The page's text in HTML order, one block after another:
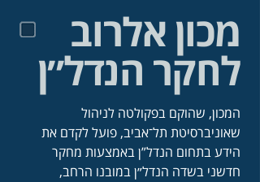
מכון אלרוב
לחקר הנדל״ן
המכון, שהוקם בפקולטה לניהול
שאוניברסיטת תל־אביב, פועל לקדם את
הידע בתחום הנדל”ן באמצעות מחקר
חדשני בשדה הנדל״ן במובנו הרחב,